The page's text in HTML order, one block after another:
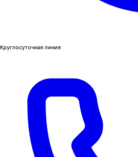
Круглосуточная линия